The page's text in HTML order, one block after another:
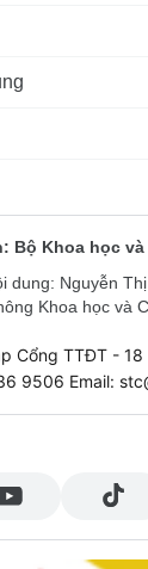
Bộ Khoa học và
dung: Nguyễn
Khoa học và
Cổng TTĐT -
9506 Email: